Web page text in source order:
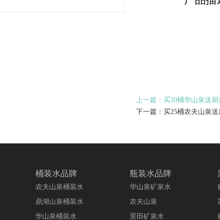
上一篇：买20桶华山泉送
下一篇：买25桶农夫山泉
桶装水品牌
农夫山泉桶装水
鼎湖山泉桶装水
华山泉桶装水
瓶装水品牌
华山泉矿泉水
农夫山泉
景田矿泉水